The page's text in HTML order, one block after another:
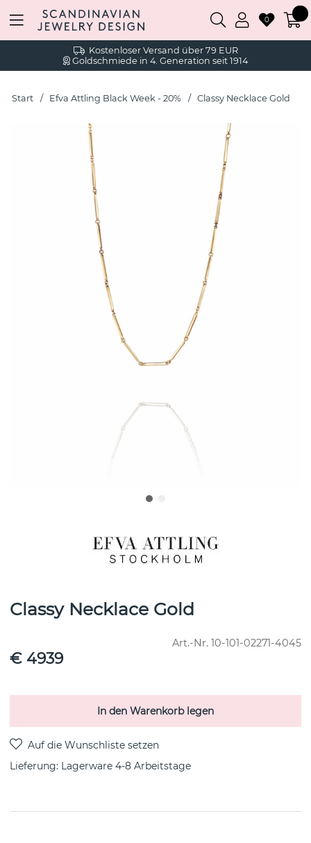
Kostenloser Versand über 79 EUR
Goldschmiede in 4. Generation seit 1914
0
Start Efva Attling Black Week - 20% Classy Necklace Gold
Classy Necklace Gold
Art.-Nr. 10-101-02271-4045
€ 4939
In den Warenkorb legen
Lieferung: Lagerware 4-8 Arbeitstage